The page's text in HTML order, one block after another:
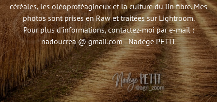
céréales, les oléoprotéagineux et la culture du lin fibre. Mes
photos sont prises en Raw et traitées sur Lightroom.
Pour plus d'informations, contactez-moi par e-mail :
nadoucrea @ gmail.com - Nadège PETIT